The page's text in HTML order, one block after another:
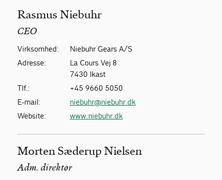
Rasmus Niebuhr
CEO
Virksomhed:
Niebuhr Gears A/S
Adresse:
La Cours Vej 8
7430 Ikast
Tlf.:
+45 9660 5050
E-mail:
niebuhr@niebuhr.dk
Website:
www.niebuhr.dk
Morten Sæderup Nielsen
Adm. direktør